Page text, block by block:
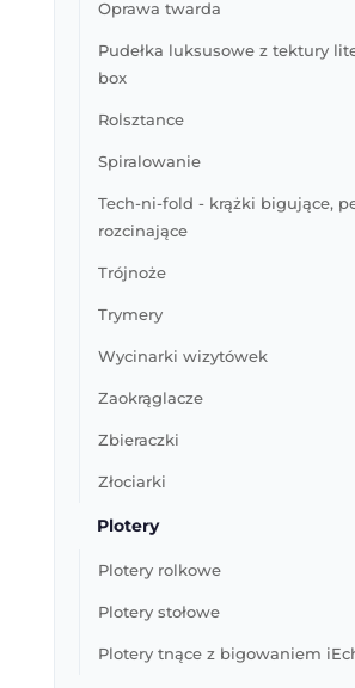
Oprawa twarda
Pudełka luksusowe z tektury
box
Rolsztance
Spiralowanie
Tech-ni-fold - krążki bigujące,
rozcinające
Trójnoże
Trymery
Wycinarki wizytówek
Zaokrąglacze
Zbieraczki
Złociarki
Plotery
Plotery rolkowe
Plotery stołowe
Plotery tnące z bigowaniem